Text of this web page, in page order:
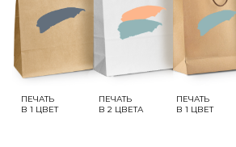
ПЕЧАТЬ
В 1 ЦВЕТ
ПЕЧАТЬ
В 2 ЦВЕТА
ПЕЧАТЬ
В 1 ЦВЕТ